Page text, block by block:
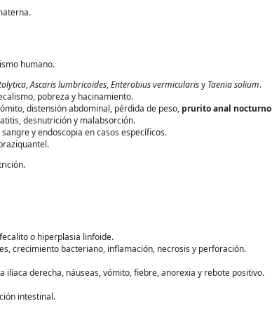
humano.
,Ascaris lumbricoides,Enterobius vermicularisy Taenia solium.
pobreza y hacinamiento.
distensión abdominal, pérdida de peso, prurito anal nocturno
desnutrición y malabsorción.
y endoscopia en casos específicos.
o hiperplasia linfoide.
crecimiento bacteriano, inflamación, necrosis y perforación.
ilíaca derecha, náuseas, vómito, fiebre, anorexia y rebote positivo.
intestinal.